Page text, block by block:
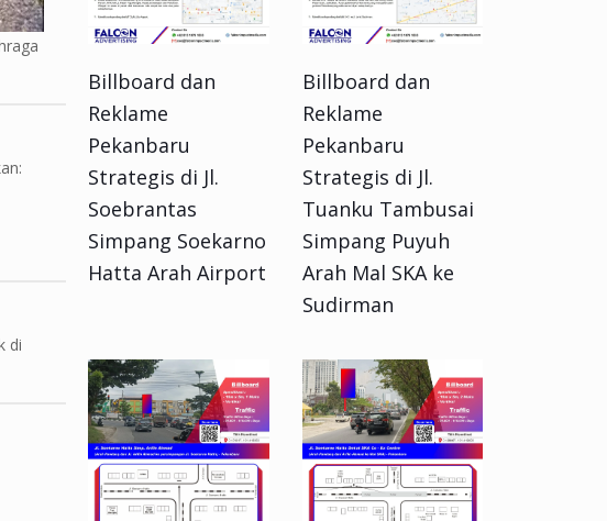
di
Billboard dan
Reklame
Pekanbaru
Strategis di Jl.
Soebrantas
Simpang Soekarno
Hatta Arah Airport
Billboard dan
Reklame
Pekanbaru
Strategis di Jl.
Tuanku Tambusai
Simpang Puyuh
Arah Mal SKA ke
Sudirman